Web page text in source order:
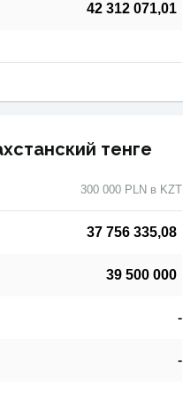
42 312 071,01
тенге
300 000 PLN в KZT
37 756 335,08
39 500 000
-
-